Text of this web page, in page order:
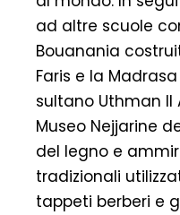
ad altre scuole
Bouanania
Faris e la
sultano Uthman II
Museo Nejjarine
del legno e
tradizionali
tappeti berberi e